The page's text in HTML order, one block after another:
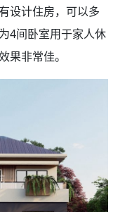
设计住房，可以多
4间卧室用于家人休
果非常佳。